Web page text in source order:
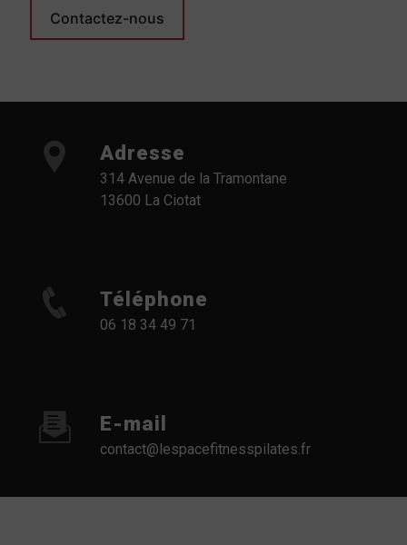
Contactez-nous
Adresse
314 Avenue de la Tramontane
13600 La Ciotat
Téléphone
06 18 34 49 71
E-mail
contact@lespacefitnesspilates.fr